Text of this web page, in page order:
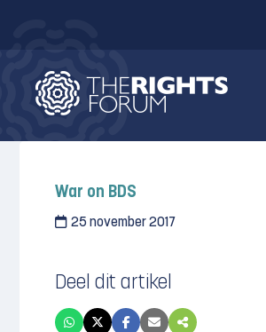
War on BDS
25 november 2017
Deel dit artikel